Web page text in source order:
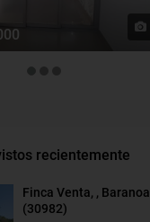
recientemente
Finca Venta, , Baranoa
(30982)